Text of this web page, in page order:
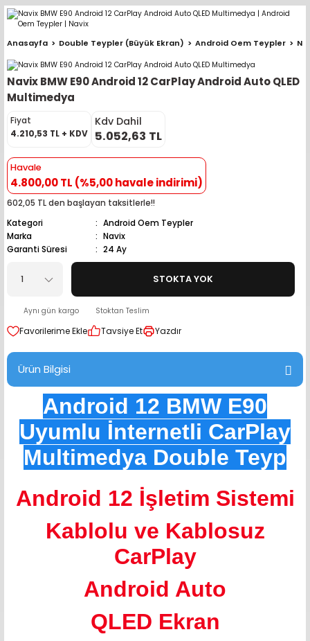
Geri Dön
Geri Dön
Teypler
Geri Dön
Geri Dön
Hoparlör Takımları
Takımları
Hoparlör Takımları
Hoparlör Takımları
Takımları
Takımları
Hoparlör Takımları
Geri Dön
Geri Dön
Geri Dön
Geri Dön
İçinden Ekran Çıkan )
Geri Dön
Anasayfa Double Teypler (Büyük Ekran) Android Oem Teypler
Navix BMW E90 Android 12 CarPlay Android Auto QLED
Multimedya
Fiyat
4.210,53 TL + KDV
Kdv Dahil
5.052,63 TL
Havale
4.800,00 TL (%5,00 havale indirimi)
602,05 TL den başlayan taksitlerle!!
Kategori
Android Oem Teypler
Marka
Navix
Garanti Süresi
24 Ay
STOKTA YOK
Aynı gün kargo Stoktan Teslim
Tavsiye Et Yazdır
Ürün Bilgisi
Android 12 BMW E90
Uyumlu İnternetli CarPlay
Multimedya Double Teyp
Android 12 İşletim Sistemi
Kablolu ve Kablosuz
CarPlay
Android Auto
QLED Ekran